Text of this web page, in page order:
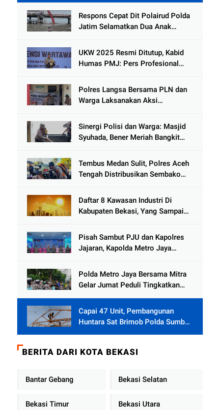
Respons Cepat Dit Polairud Polda
Jatim Selamatkan Dua Anak
Kenjeran
UKW 2025 Resmi Ditutup, Kabid
Humas PMJ: Pers Profesional
Hoaks
Polres Langsa Bersama PLN dan
Warga Laksanakan Aksi
Tamiang
Sinergi Polisi dan Warga: Masjid
Syuhada, Bener Meriah Bangkit
Tembus Medan Sulit, Polres Aceh
Tengah Distribusikan Sembako
Jamat
Daftar 8 Kawasan Industri Di
Kabupaten Bekasi, Yang Sampai
Pisah Sambut PJU dan Kapolres
Jajaran, Kapolda Metro Jaya
Diperkuat
Polda Metro Jaya Bersama Mitra
Gelar Jumat Peduli Tingkatkan
Capai 47 Unit, Pembangunan
Huntara Sat Brimob Polda Sumbar
BERITA DARI KOTA BEKASI
Bantar Gebang Bekasi Selatan
Bekasi Timur Bekasi Utara